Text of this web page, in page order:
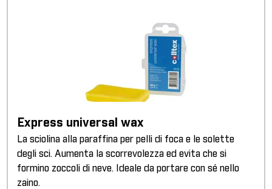
Express universal wax
La sciolina alla paraffina per pelli di foca e le solette
degli sci. Aumenta la scorrevolezza ed evita che si
formino zoccoli di neve. Ideale da portare con sé nello
zaino.